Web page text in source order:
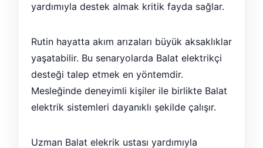
yardımıyla destek almak kritik fayda sağlar.
Rutin hayatta akım arızaları büyük aksaklıklar
yaşatabilir. Bu senaryolarda Balat elektrikçi
desteği talep etmek en yöntemdir.
Mesleğinde deneyimli kişiler ile birlikte Balat
elektrik sistemleri dayanıklı şekilde çalışır.
Uzman Balat elekrik ustası yardımıyla